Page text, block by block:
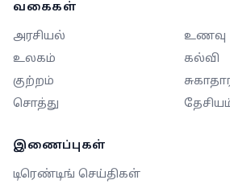
வகைகள்
அரசியல்
உணவு
உலகம்
கல்வி
குற்றம்
சொத்து
இணைப்புகள்
டிரெண்டிங் செய்திகள்